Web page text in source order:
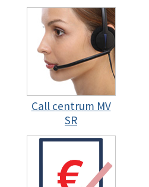
Call centrum MV
SR